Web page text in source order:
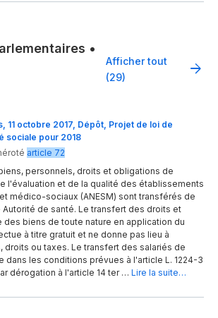
•
Afficher tout
(29)
11 octobre 2017, Dépôt, Projet de loi de
sociale pour 2018
article 72
personnels, droits et obligations de
l'évaluation et de la qualité des établissements
médico-sociaux (ANESM) sont transférés de
Autorité de santé. Le transfert des droits et
des biens de toute nature en application du
à titre gratuit et ne donne pas lieu à
ou taxes. Le transfert des salariés de
dans les conditions prévues à l'article L. 1224-3
dérogation à l'article 14 ter … Lire la suite…